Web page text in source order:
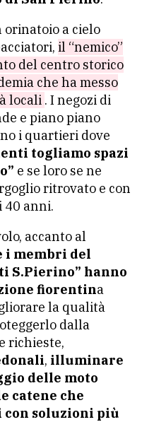
orinatoio a cielo
il “nemico”
del centro storico
che ha messo
locali . I negozi di
e piano piano
i quartieri dove
togliamo spazi
e se loro se ne
ritrovato e con
40 anni.
accanto al
i membri del
S.Pierino” hanno
fiorentina
la qualità
dalla
richieste,
, illuminare
delle moto
catene che
soluzioni più